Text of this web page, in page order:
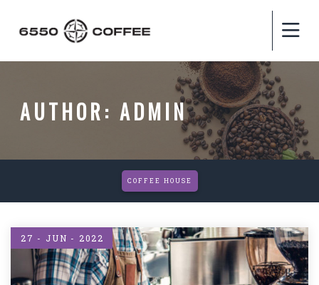
AUTHOR: ADMIN
COFFEE HOUSE
27 - JUN - 2022